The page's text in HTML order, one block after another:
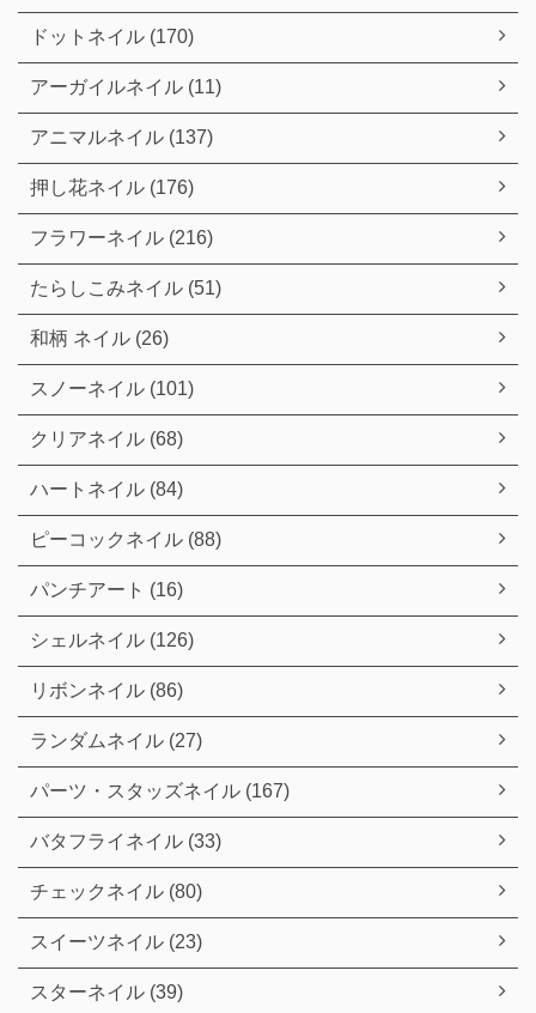
ドットネイル (170)
アーガイルネイル (11)
アニマルネイル (137)
押し花ネイル (176)
フラワーネイル (216)
たらしこみネイル (51)
和柄 ネイル (26)
スノーネイル (101)
クリアネイル (68)
ハートネイル (84)
ピーコックネイル (88)
パンチアート (16)
シェルネイル (126)
リボンネイル (86)
ランダムネイル (27)
パーツ・スタッズネイル (167)
バタフライネイル (33)
チェックネイル (80)
スイーツネイル (23)
スターネイル (39)